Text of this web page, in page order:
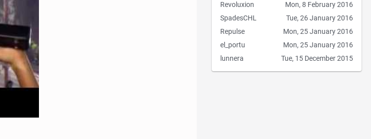
Mon, 8 February 2016
Revoluxion
Tue, 26 January 2016
SpadesCHL
Mon, 25 January 2016
Repulse
Mon, 25 January 2016
el_portu
Tue, 15 December 2015
lunnera